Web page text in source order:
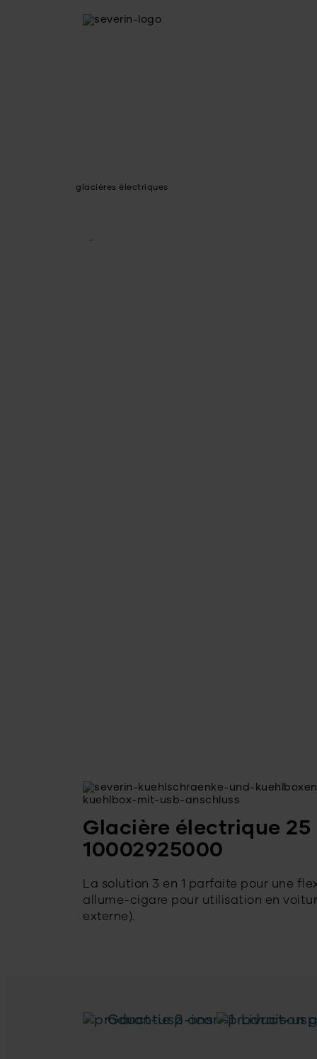
glacières électriques
Glacière électrique 25
10002925000
La solution 3 en 1 parfaite pour une
allume-cigare pour utilisation en
externe).
Garantie 2 ans Livraison